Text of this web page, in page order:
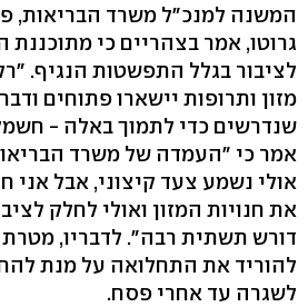
המשנה למנכ"ל משרד הבריאות,
גרוטו, אמר בצהריים כי
לציבור בגלל התפשטות הנגיף.
מזון ותרופות יישארו פתוחים
שנדרשים כדי לתמוך באלה -
אמר כי "העמדה של משרד
אולי נשמע צעד קיצוני, אבל אני
את חנויות המזון ואולי לחלק
דורש תשתית רבה". לדבריו,
להוריד את התחלואה על מנת
לשגרה עד אחרי פסח.